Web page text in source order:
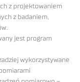
z projektowaniem
z badaniem,
jest program
wykorzystywane